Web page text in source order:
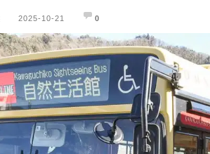
2025-10-21 0